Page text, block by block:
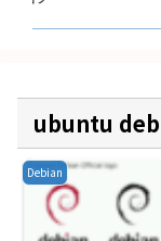
ubuntu
Debian